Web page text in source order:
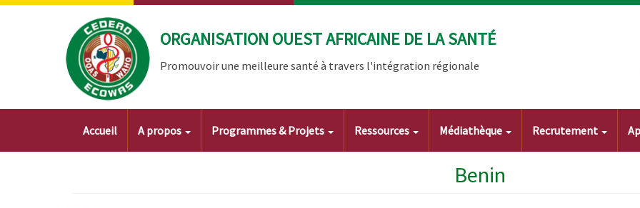
Aller
ORGANISATION OUEST AFRICAINE DE LA SANTÉ
Promouvoir une meilleure santé à travers l'intégration régionale
Main
navigation
Accueil A propos Programmes & Projets Ressources Médiathèque Recrutement
Benin